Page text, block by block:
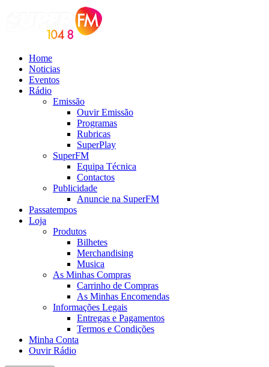
Home
Noticias
Eventos
Rádio
Emissão
Ouvir Emissão
Programas
Rubricas
SuperPlay
SuperFM
Equipa Técnica
Contactos
Publicidade
Anuncie na SuperFM
Passatempos
Loja
Produtos
Bilhetes
Merchandising
Musica
As Minhas Compras
Carrinho de Compras
As Minhas Encomendas
Informações Legais
Entregas e Pagamentos
Termos e Condições
Minha Conta
Ouvir Rádio